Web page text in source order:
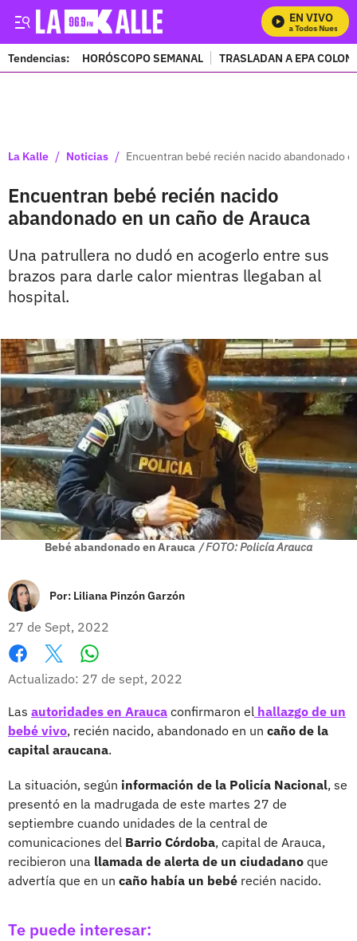
EN VIVO
Mira Todos Nuestros
Tendencias: HORÓSCOPO SEMANAL TRASLADAN A EPA
La Kalle / Noticias / Encuentran bebé recién nacido abandonado
Encuentran bebé recién nacido
abandonado en un caño de Arauca
Una patrullera no dudó en acogerlo entre sus
brazos para darle calor mientras llegaban al
hospital.
Bebé abandonado en Arauca / FOTO: Policía Arauca
Por: Liliana Pinzón Garzón
27 de Sept, 2022
Facebook
X
Actualizado: 27 de sept, 2022
Las autoridades en Arauca confirmaron el hallazgo de un
bebé vivo, recién nacido, abandonado en un caño de la
capital araucana.
La situación, según información de la Policía Nacional, se
presentó en la madrugada de este martes 27 de
septiembre cuando unidades de la central de
comunicaciones del Barrio Córdoba, capital de Arauca,
recibieron una llamada de alerta de un ciudadano que
advertía que en un caño había un bebé recién nacido.
Te puede interesar: